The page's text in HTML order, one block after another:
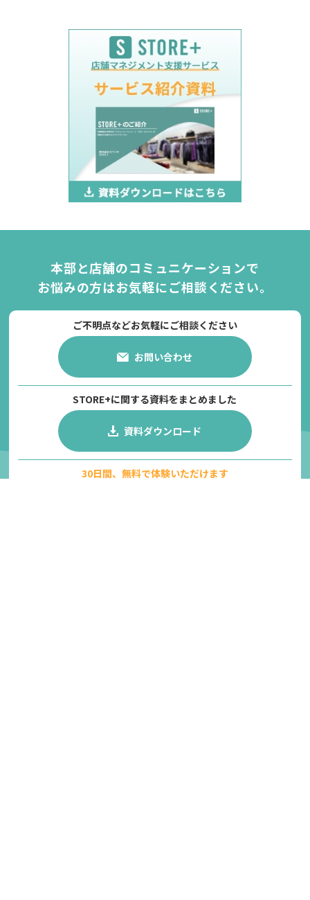
本部と店舗のコミュニケーションで
お悩みの方はお気軽にご相談ください。
ご不明点などお気軽にご相談ください
お問い合わせ
STORE+に関する資料をまとめました
資料ダウンロード
30日間、無料で体験いただけます